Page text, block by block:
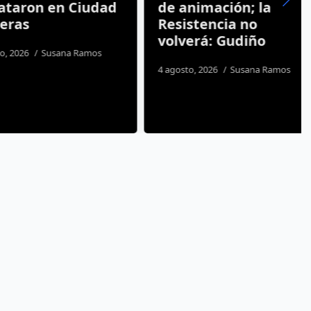
en Ciudad
Susana Ramos
de animación; la
Resistencia no
volverá: Gudiño
4 agosto, 2026 Susana Ramos